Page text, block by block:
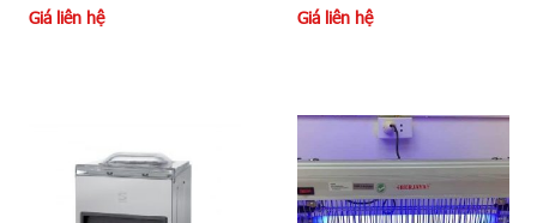
Giá liên hệ
Giá liên hệ